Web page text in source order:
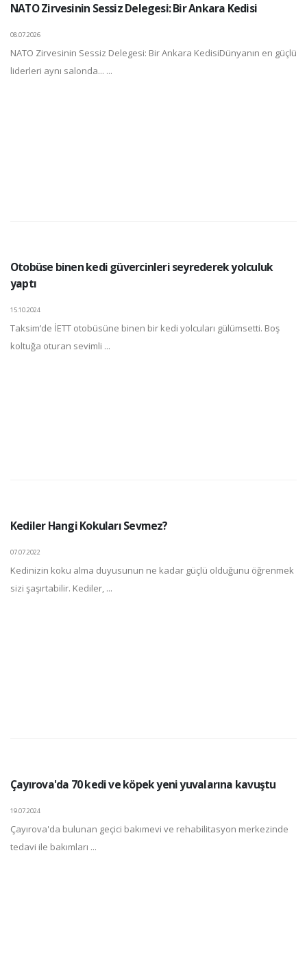
NATO Zirvesinin Sessiz Delegesi: Bir Ankara Kedisi
08.07.2026
NATO Zirvesinin Sessiz Delegesi: Bir Ankara KedisiDünyanın en güçlü
liderleri aynı salonda... ...
Otobüse binen kedi güvercinleri seyrederek yolculuk
yaptı
15.10.2024
Taksim’de İETT otobüsüne binen bir kedi yolcuları gülümsetti. Boş
koltuğa oturan sevimli ...
Kediler Hangi Kokuları Sevmez?
07.07.2022
Kedinizin koku alma duyusunun ne kadar güçlü olduğunu öğrenmek
sizi şaşırtabilir. Kediler, ...
Çayırova'da 70 kedi ve köpek yeni yuvalarına kavuştu
19.07.2024
Çayırova'da bulunan geçici bakımevi ve rehabilitasyon merkezinde
tedavi ile bakımları ...